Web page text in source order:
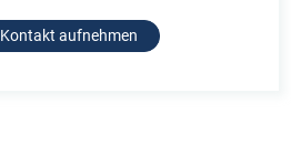
Kontakt aufnehmen